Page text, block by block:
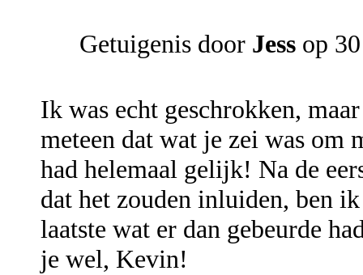
Getuigenis door Jess op
Ik was echt geschrokken,
meteen dat wat je zei was om
had helemaal gelijk! Na de
dat het zouden inluiden, ben
laatste wat er dan gebeurde
je wel, Kevin!